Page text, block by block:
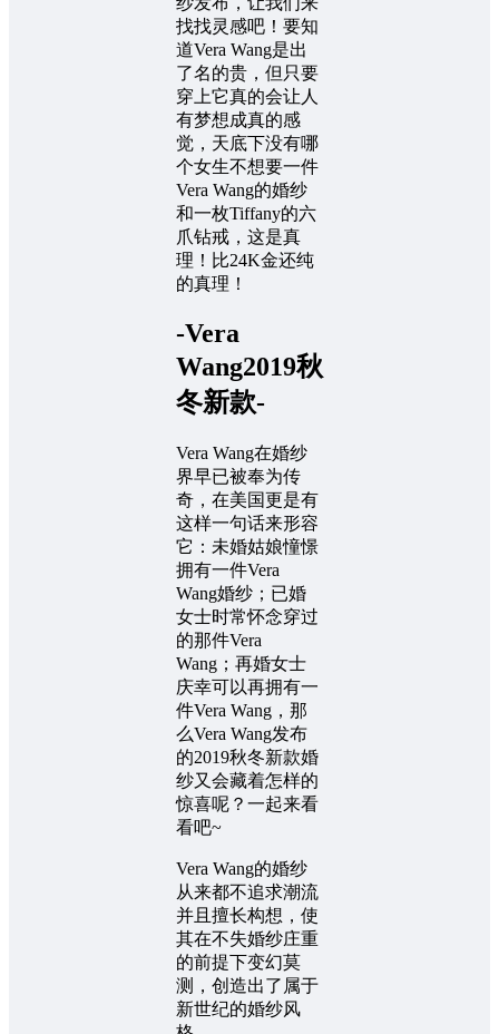
找找灵感吧！要知
道Vera Wang是出
了名的贵，但只要
穿上它真的会让人
有梦想成真的感
觉，天底下没有哪
个女生不想要一件
Vera Wang的婚纱
和一枚Tiffany的六
爪钻戒，这是真
理！比24K金还纯
的真理！
-Vera
Wang2019秋
冬新款-
Vera Wang在婚纱
界早已被奉为传
奇，在美国更是有
这样一句话来形容
它：未婚姑娘憧憬
拥有一件Vera
Wang婚纱；已婚
女士时常怀念穿过
的那件Vera
Wang；再婚女士
庆幸可以再拥有一
件Vera Wang，那
么Vera Wang发布
的2019秋冬新款婚
纱又会藏着怎样的
惊喜呢？一起来看
看吧~
Vera Wang的婚纱
从来都不追求潮流
并且擅长构想，使
其在不失婚纱庄重
的前提下变幻莫
测，创造出了属于
新世纪的婚纱风